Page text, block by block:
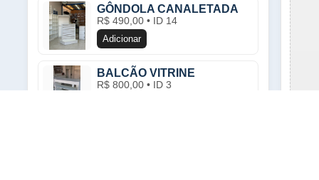
GÔNDOLA CANALETADA
R$ 490,00 • ID 14
Adicionar
BALCÃO VITRINE
R$ 800,00 • ID 3